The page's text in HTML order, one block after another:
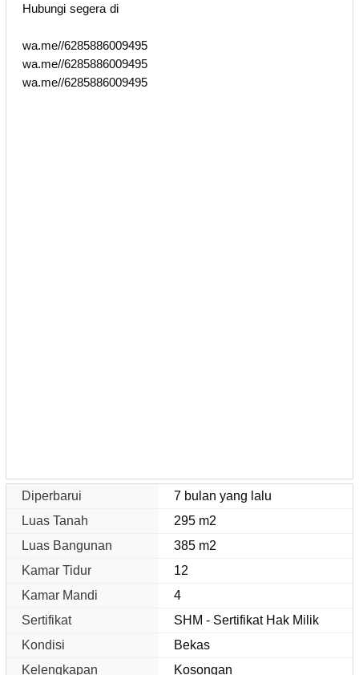
Hubungi segera di
wa.me//6285886009495
wa.me//6285886009495
wa.me//6285886009495
Diperbarui
7 bulan yang lalu
Luas Tanah
295 m2
Luas Bangunan
385 m2
Kamar Tidur
12
Kamar Mandi
4
Sertifikat
SHM - Sertifikat Hak Milik
Kondisi
Bekas
Kelengkapan
Kosongan